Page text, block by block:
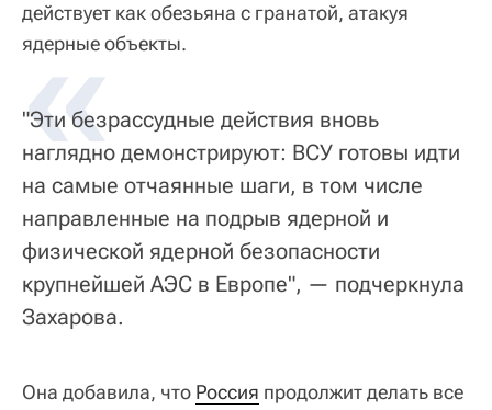
действует как обезьяна с гранатой, атакуя
ядерные объекты.
«
"Эти безрассудные действия вновь
наглядно демонстрируют: ВСУ готовы идти
на самые отчаянные шаги, в том числе
направленные на подрыв ядерной и
физической ядерной безопасности
крупнейшей АЭС в Европе", — подчеркнула
Захарова.
Она добавила, что Россия продолжит делать все